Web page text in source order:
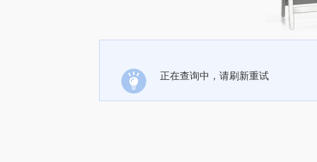
正在查询中，请刷新重试